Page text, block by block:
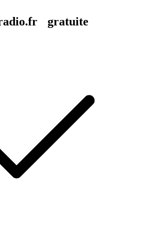
radio.fr gratuite